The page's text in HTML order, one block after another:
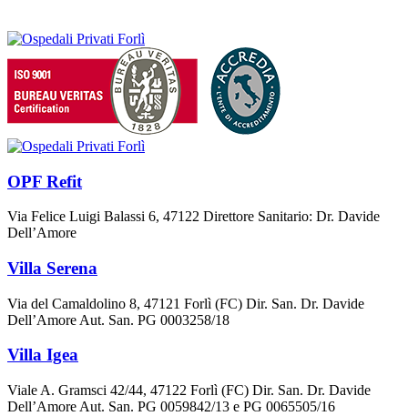
OPF Refit
Via Felice Luigi Balassi 6, 47122 Direttore Sanitario: Dr. Davide
Dell’Amore
Villa Serena
Via del Camaldolino 8, 47121 Forlì (FC) Dir. San. Dr. Davide
Dell’Amore Aut. San. PG 0003258/18
Villa Igea
Viale A. Gramsci 42/44, 47122 Forlì (FC) Dir. San. Dr. Davide
Dell’Amore Aut. San. PG 0059842/13 e PG 0065505/16